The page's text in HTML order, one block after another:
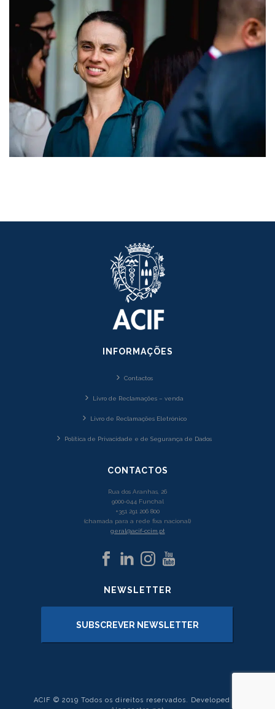
INFORMAÇÕES
Contactos
Livro de Reclamações – venda
Livro de Reclamações Eletrónico
Política de Privacidade e de Segurança de Dados
CONTACTOS
Rua dos Aranhas, 26
9000-044 Funchal
+351 291 206 800
(chamada para a rede fixa nacional)
geral@acif-ccim.pt
NEWSLETTER
SUBSCREVER NEWSLETTER
ACIF © 2019 Todos os direitos reservados. Developed by